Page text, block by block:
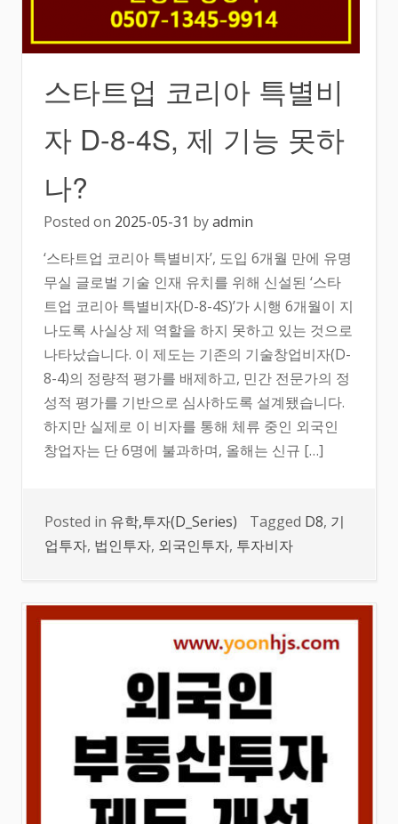
스타트업 코리아 특별비
자 D-8-4S, 제 기능 못하
나?
Posted on 2025-05-31 byadmin
‘스타트업 코리아 특별비자’, 도입 6개월 만에 유명
무실 글로벌 기술 인재 유치를 위해 신설된 ‘스타
트업 코리아 특별비자(D-8-4S)’가 시행 6개월이 지
나도록 사실상 제 역할을 하지 못하고 있는 것으로
나타났습니다. 이 제도는 기존의 기술창업비자(D-
8-4)의 정량적 평가를 배제하고, 민간 전문가의 정
성적 평가를 기반으로 심사하도록 설계됐습니다.
하지만 실제로 이 비자를 통해 체류 중인 외국인
창업자는 단 6명에 불과하며, 올해는 신규 […]
Posted in 유학,투자(D_Series) Tagged D8, 기
업투자, 법인투자, 외국인투자, 투자비자